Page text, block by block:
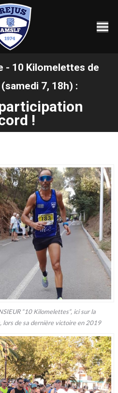
- 10 Kilomelettes de
7, 18h) :
!
êtes ici :
“10 Kilomelettes“, ici sur la
lors de sa dernière victoire en 2019